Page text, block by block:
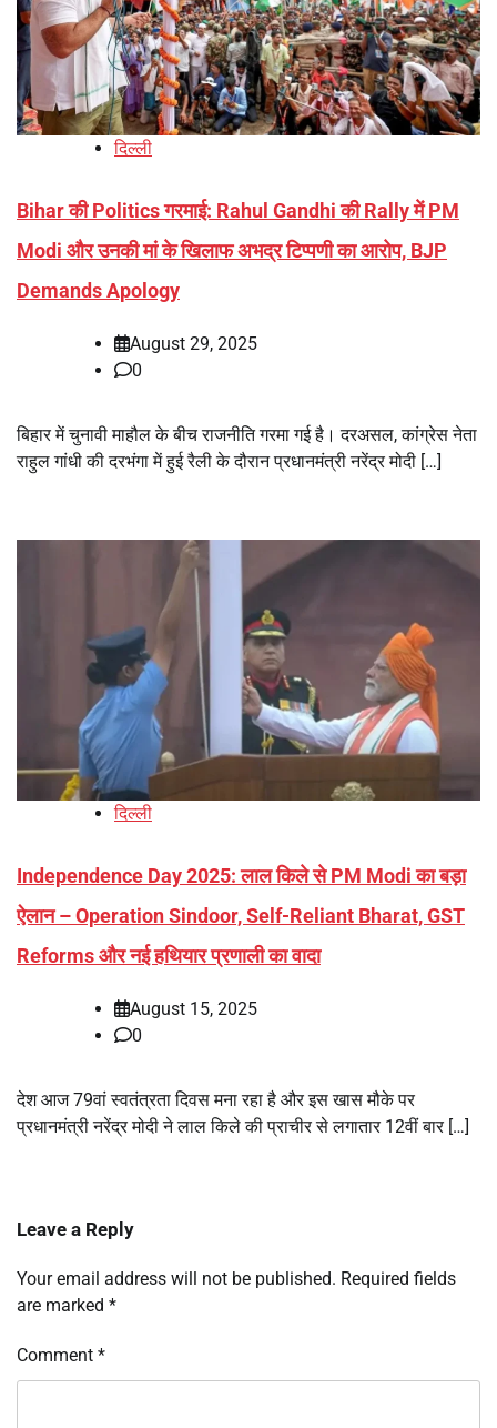
दिल्ली
Bihar की Politics गरमाई: Rahul Gandhi की Rally में PM
Modi और उनकी मां के खिलाफ अभद्र टिप्पणी का आरोप, BJP
Demands Apology
August 29, 2025
0
बिहार में चुनावी माहौल के बीच राजनीति गरमा गई है। दरअसल, कांग्रेस नेता
राहुल गांधी की दरभंगा में हुई रैली के दौरान प्रधानमंत्री नरेंद्र मोदी […]
दिल्ली
Independence Day 2025: लाल किले से PM Modi का बड़ा
ऐलान – Operation Sindoor, Self-Reliant Bharat, GST
Reforms और नई हथियार प्रणाली का वादा
August 15, 2025
0
देश आज 79वां स्वतंत्रता दिवस मना रहा है और इस खास मौके पर
प्रधानमंत्री नरेंद्र मोदी ने लाल किले की प्राचीर से लगातार 12वीं बार […]
Leave a Reply
Your email address will not be published. Required fields
are marked *
Comment *